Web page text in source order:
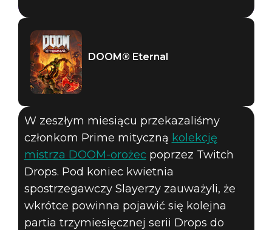
DOOM® Eternal
W zeszłym miesiącu przekazaliśmy
członkom Prime mityczną kolekcję
mistrza DOOM-orożec poprzez Twitch
Drops. Pod koniec kwietnia
spostrzegawczy Slayerzy zauważyli, że
wkrótce powinna pojawić się kolejna
partia trzymiesięcznej serii Drops do